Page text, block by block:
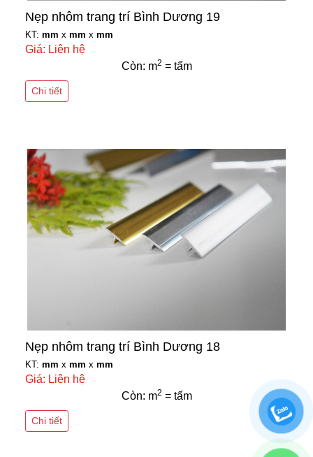
Nẹp nhôm trang trí Bình Dương 19
KT: mm x mm x mm
Giá: Liên hệ
Còn: m2 = tấm
Chi tiết
Nẹp nhôm trang trí Bình Dương 18
KT: mm x mm x mm
Giá: Liên hệ
Còn: m2 = tấm
Chi tiết